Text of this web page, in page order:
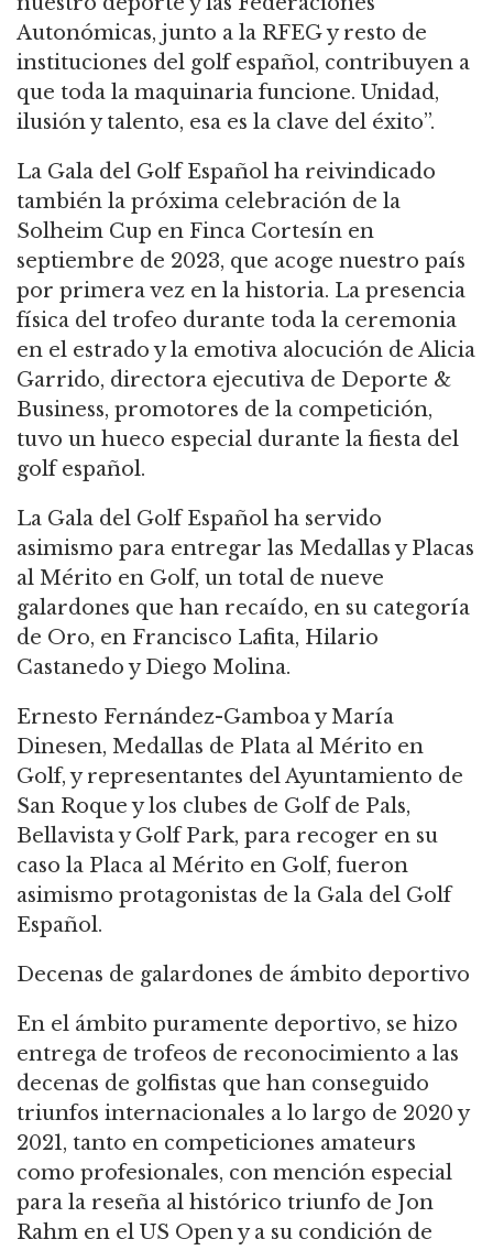
Autonómicas, junto a la RFEG y resto de
instituciones del golf español, contribuyen a
que toda la maquinaria funcione. Unidad,
ilusión y talento, esa es la clave del éxito”.
La Gala del Golf Español ha reivindicado
también la próxima celebración de la
Solheim Cup en Finca Cortesín en
septiembre de 2023, que acoge nuestro país
por primera vez en la historia. La presencia
física del trofeo durante toda la ceremonia
en el estrado y la emotiva alocución de Alicia
Garrido, directora ejecutiva de Deporte &
Business, promotores de la competición,
tuvo un hueco especial durante la fiesta del
golf español.
La Gala del Golf Español ha servido
asimismo para entregar las Medallas y Placas
al Mérito en Golf, un total de nueve
galardones que han recaído, en su categoría
de Oro, en Francisco Lafita, Hilario
Castanedo y Diego Molina.
Ernesto Fernández-Gamboa y María
Dinesen, Medallas de Plata al Mérito en
Golf, y representantes del Ayuntamiento de
San Roque y los clubes de Golf de Pals,
Bellavista y Golf Park, para recoger en su
caso la Placa al Mérito en Golf, fueron
asimismo protagonistas de la Gala del Golf
Español.
Decenas de galardones de ámbito deportivo
En el ámbito puramente deportivo, se hizo
entrega de trofeos de reconocimiento a las
decenas de golfistas que han conseguido
triunfos internacionales a lo largo de 2020 y
2021, tanto en competiciones amateurs
como profesionales, con mención especial
para la reseña al histórico triunfo de Jon
Rahm en el US Open y a su condición de